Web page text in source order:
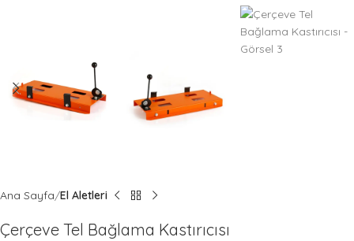
Ana Sayfa El Aletleri
Çerçeve Tel Bağlama Kastırıcısı